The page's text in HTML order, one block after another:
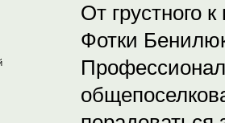
От грустного
Фотки